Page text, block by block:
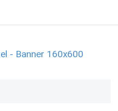
- Banner 160x600